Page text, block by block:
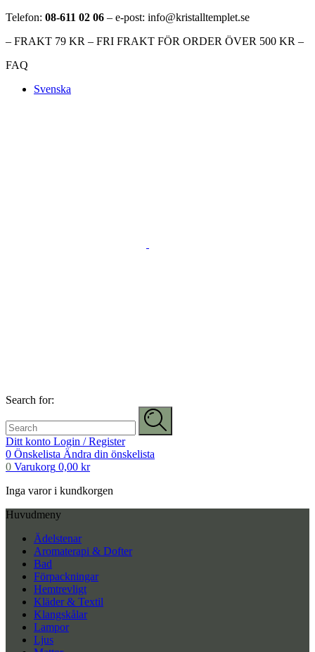
Telefon: 08-611 02 06 – e-post: info@kristalltemplet.se
– FRAKT 79 KR – FRI FRAKT FÖR ORDER ÖVER 500 KR –
FAQ
Svenska
Search for:
Ditt konto Login / Register
0 Önskelista Ändra din önskelista
0 Varukorg 0,00 kr
Inga varor i kundkorgen
Huvudmeny
Ädelstenar
Aromaterapi & Dofter
Bad
Förpackningar
Hemtrevligt
Kläder & Textil
Klangskålar
Lampor
Ljus